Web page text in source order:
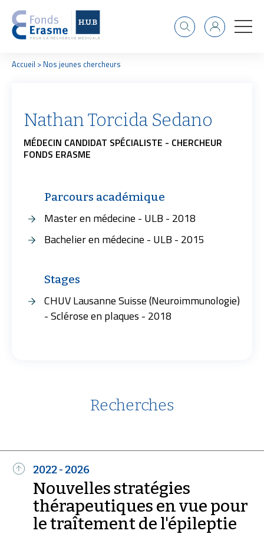
RechercheIdentifiant
F
Accueil Nos jeunes chercheurs
Nathan Torcida Sedano
MÉDECIN CANDIDAT SPÉCIALISTE - CHERCHEUR
FONDS ERASME
Parcours académique
Master en médecine - ULB - 2018
Bachelier en médecine - ULB - 2015
Stages
CHUV Lausanne Suisse (Neuroimmunologie)
- Sclérose en plaques - 2018
Recherches
En savoir plus
2022 - 2026
Nouvelles stratégies
thérapeutiques en vue pour
le traîtement de l'épileptie